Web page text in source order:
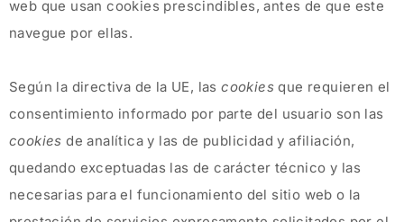
web que usan cookies prescindibles, antes de que este
navegue por ellas.
Según la directiva de la UE, lascookiesque requieren el
consentimiento informado por parte del usuario son las
cookiesde analítica y las de publicidad y afiliación,
quedando exceptuadas las de carácter técnico y las
necesarias para el funcionamiento del sitio web o la